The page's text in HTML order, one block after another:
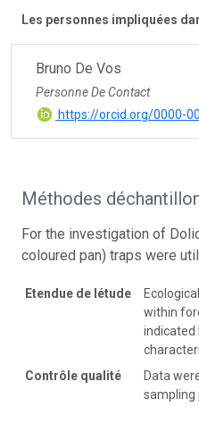
Les personnes impliquées
Bruno De Vos
Personne De Contact
https://orcid.org/0000-
Méthodes
For the investigation of
coloured pan) traps were
Etendue de létude
within
indicated
Contrôle qualité
Data
sampling